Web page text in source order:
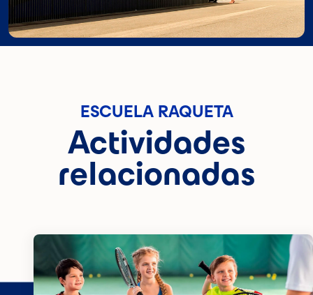
ESCUELA RAQUETA
Actividades
relacionadas